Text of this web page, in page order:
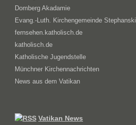
Domberg Akadamie
Evang.-Luth. Kirchengemeinde
fernsehen.katholisch.de
katholisch.de
Katholische Jugendstelle
Münchner Kirchennachrichten
News aus dem Vatikan
Vatikan News